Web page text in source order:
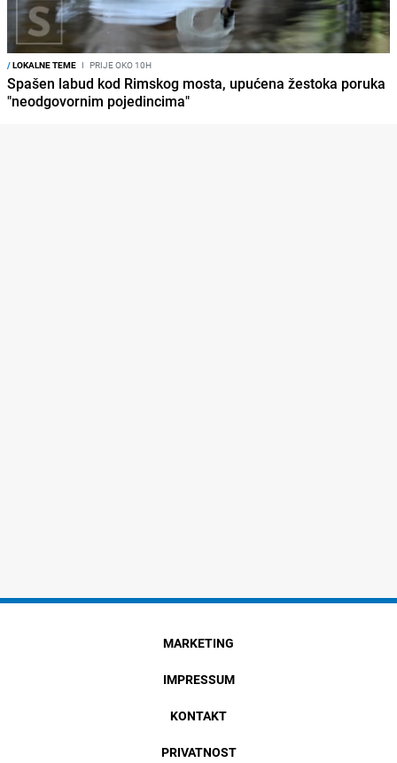
/LOKALNE TEME I PRIJE OKO 10H
Spašen labud kod Rimskog mosta, upućena žestoka poruka
"neodgovornim pojedincima"
MARKETING
IMPRESSUM
KONTAKT
PRIVATNOST